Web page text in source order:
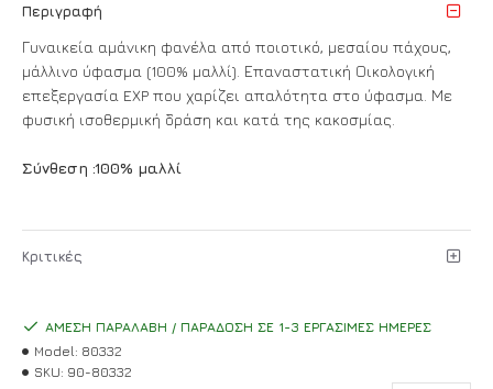
Περιγραφή
Γυναικεία αμάνικη φανέλα από ποιοτικό, μεσαίου πάχους,
μάλλινο ύφασμα (100% μαλλί). Επαναστατική Οικολογική
επεξεργασία EXP που χαρίζει απαλότητα στο ύφασμα. Με
φυσική ισοθερμική δράση και κατά της κακοσμίας.
Σύνθεση :100% μαλλί
Κριτικές
ΆΜΕΣΗ ΠΑΡΑΛΑΒΉ / ΠΑΡΆΔΟΣΗ ΣΕ 1-3 ΕΡΓΆΣΙΜΕΣ ΗΜΈΡΕΣ
Model: 80332
SKU: 90-80332